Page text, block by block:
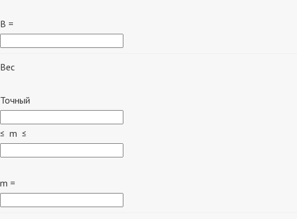
B =
Вес
Точный
≤ m ≤
m =